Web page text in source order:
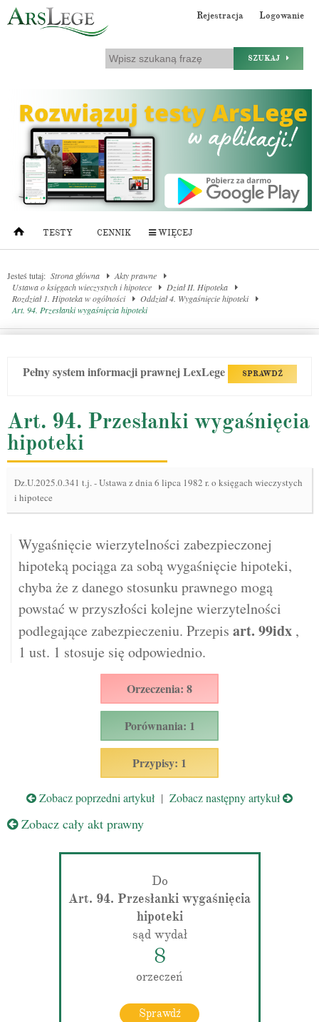
Rejestracja Logowanie
SZUKAJ
TESTY CENNIK WIĘCEJ
Jesteś tutaj: Strona główna
Akty prawne
Ustawa o księgach wieczystych i hipotece
Dział II. Hipoteka
Rozdział 1. Hipoteka w ogólności
Oddział 4. Wygaśnięcie hipoteki
Art. 94. Przesłanki wygaśnięcia hipoteki
Pełny system informacji prawnej LexLege SPRAWDŹ
Art. 94. Przesłanki wygaśnięcia
hipoteki
Dz.U.2025.0.341 t.j.-Ustawa z dnia 6 lipca 1982 r. o księgach wieczystych
i hipotece
Wygaśnięcie wierzytelności zabezpieczonej
hipoteką pociąga za sobą wygaśnięcie hipoteki,
chyba że z danego stosunku prawnego mogą
powstać w przyszłości kolejne wierzytelności
podlegające zabezpieczeniu. Przepis art. 99idx ,
1 ust. 1 stosuje się odpowiednio.
Orzeczenia: 8
Porównania: 1
Przypisy: 1
Zobacz poprzedni artykuł | Zobacz następny artykuł
Zobacz cały akt prawny
Do
Art. 94. Przesłanki wygaśnięcia
hipoteki
sąd wydał
8
orzeczeń
Sprawdź